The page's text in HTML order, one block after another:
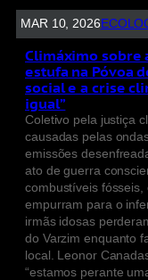
MAR 10, 2026
Climáximo sobre
estufa na Póvoa
social e a crise
igual”
Coletivo pela justiça
causadas pelas
emissões
ato de guerra
combustíveis
empurram para o
irmãs idosas
do Varzim enquanto
local. Leonor
“estamos perante